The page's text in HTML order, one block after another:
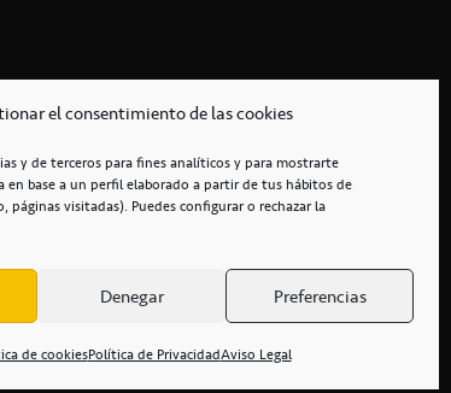
el consentimiento de las cookies
y de terceros para fines analíticos y para mostrarte
en base a un perfil elaborado a partir de tus hábitos de
páginas visitadas). Puedes configurar o rechazar la
Denegar Preferencias
de cookiesPolítica de PrivacidadAviso Legal
ACCESIBILIDAD